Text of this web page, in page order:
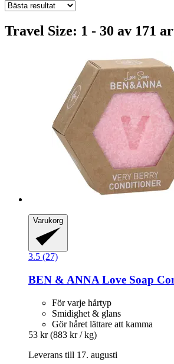
Travel Size: 1 - 30 av 171
Varukorg
3.5 (27)
BEN & ANNA Love Soap
För varje hårtyp
Smidighet & glans
Gör håret lättare att kamma
53 kr (883 kr / kg)
Leverans till 17. augusti